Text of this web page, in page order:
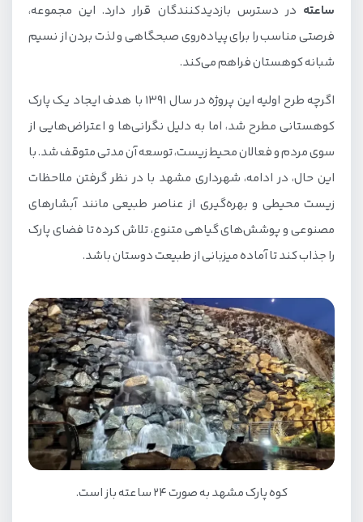
ساعته در دسترس بازدیدکنندگان قرار دارد. این مجموعه،
فرصتی مناسب را برای پیاده‌روی صبحگاهی و لذت بردن از نسیم
شبانه کوهستان فراهم می‌کند.
اگرچه طرح اولیه این پروژه در سال 1391 با هدف ایجاد یک پارک
کوهستانی مطرح شد، اما به دلیل نگرانی‌ها و اعتراض‌هایی از
سوی مردم و فعالان محیط زیست، توسعه آن مدتی متوقف شد. با
این حال، در ادامه، شهرداری مشهد با در نظر گرفتن ملاحظات
زیست محیطی و بهره‌گیری از عناصر طبیعی مانند آبشارهای
مصنوعی و پوشش‌های گیاهی متنوع، تلاش کرده تا فضای پارک
را جذاب کند تا آماده میزبانی از طبیعت دوستان باشد.
کوه پارک مشهد به صورت 24 ساعته باز است.